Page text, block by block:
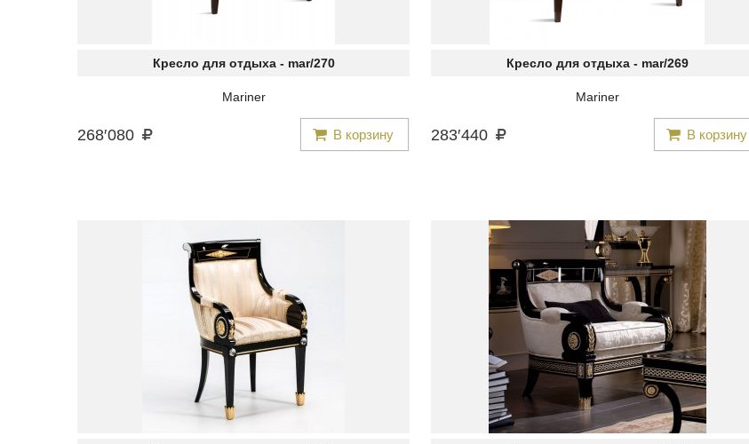
Кресло для отдыха - mar/270
Mariner
268′080 В корзину
Кресло для отдыха - mar/269
Mariner
283′440 В корзину